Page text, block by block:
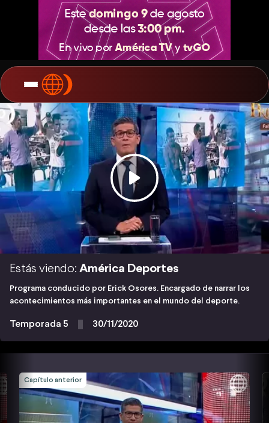
Estás viendo: América Deportes
Programa conducido por Erick Osores. Encargado de narrar los
acontecimientos más importantes en el mundo del deporte.
Temporada 5 30/11/2020
Capítulo anterior